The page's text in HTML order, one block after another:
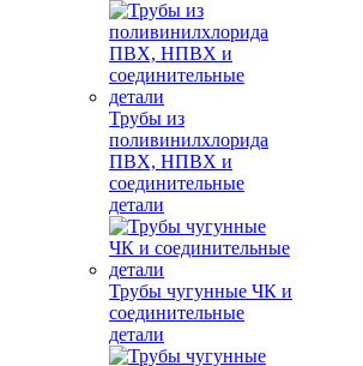
Трубы из
поливинилхлорида
ПВХ, НПВХ и
соединительные
детали
Трубы чугунные ЧК и
соединительные
детали